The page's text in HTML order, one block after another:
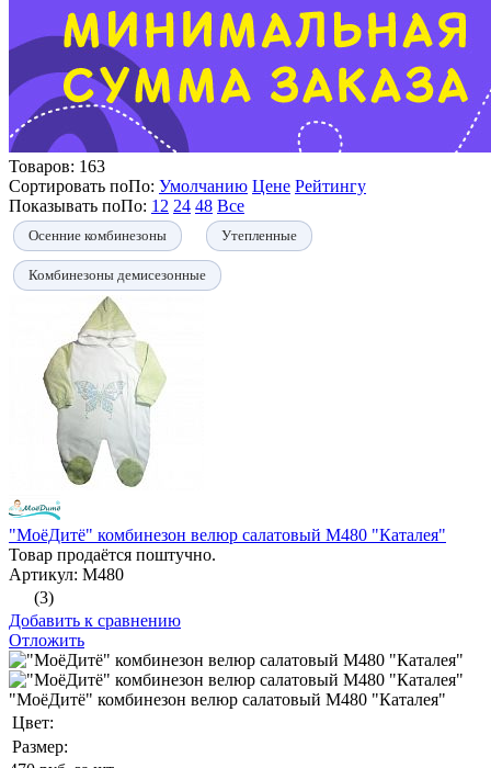
Товаров: 163
Сортировать поПо: Умолчанию Цене Рейтингу
Показывать поПо: 12 24 48 Все
Осенние комбинезоны Утепленные
Комбинезоны демисезонные
"МоёДитё" комбинезон велюр салатовый М480 "Каталея"
Товар продаётся поштучно.
Артикул: М480
(3)
Добавить к сравнению
Отложить
"МоёДитё" комбинезон велюр салатовый М480 "Каталея"
Цвет:
Размер: